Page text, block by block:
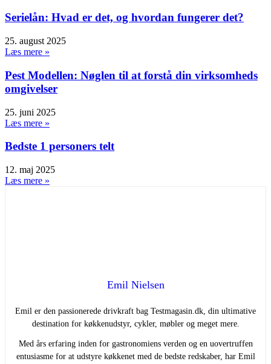
Serielån: Hvad er det, og hvordan fungerer det?
25. august 2025
Læs mere »
Pest Modellen: Nøglen til at forstå din virksomheds
omgivelser
25. juni 2025
Læs mere »
Bedste 1 personers telt
12. maj 2025
Læs mere »
Emil Nielsen
Emil er den passionerede drivkraft bag Testmagasin.dk, din ultimative
destination for køkkenudstyr, cykler, møbler og meget mere.
Med års erfaring inden for gastronomiens verden og en uovertruffen
entusiasme for at udstyre køkkenet med de bedste redskaber, har Emil